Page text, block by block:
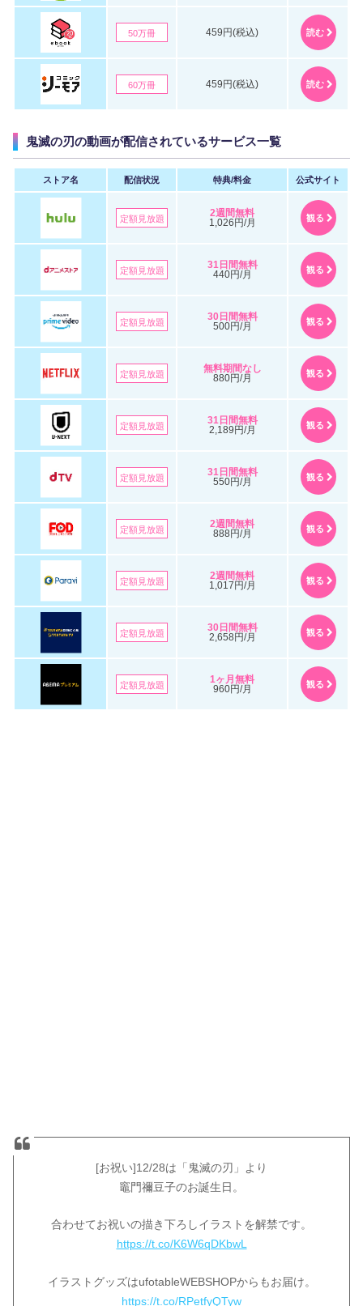
50万冊 459円(税込) 読む
60万冊 459円(税込) 読む
鬼滅の刃の動画が配信されているサービス一覧
ストア名 配信状況 特典/料金 公式サイト
定額見放題
2週間無料
1,026円/月
観る
定額見放題
31日間無料
440円/月
観る
定額見放題
30日間無料
500円/月
観る
定額見放題
無料期間なし
880円/月
観る
定額見放題
31日間無料
2,189円/月
観る
定額見放題
31日間無料
550円/月
観る
定額見放題
2週間無料
888円/月
観る
定額見放題
2週間無料
1,017円/月
観る
定額見放題
30日間無料
2,658円/月
観る
定額見放題
1ヶ月無料
960円/月
観る
[お祝い]12/28は「鬼滅の刃」より
竈門禰󠄀豆子のお誕生日。
合わせてお祝いの描き下ろしイラストを解禁です。
https://t.co/K6W6qDKbwL
イラストグッズはufotableWEBSHOPからもお届け。
https://t.co/RPetfyQTyw